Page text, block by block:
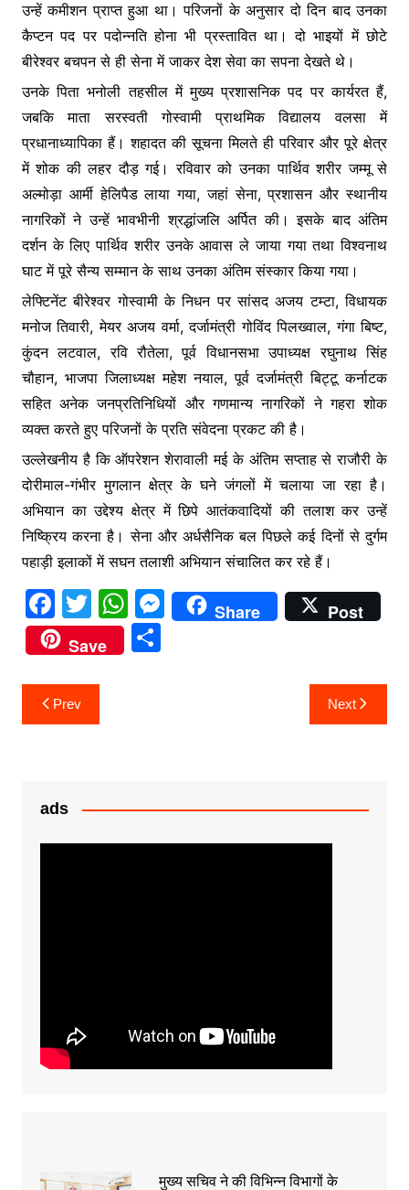
उन्हें कमीशन प्राप्त हुआ था। परिजनों के अनुसार दो दिन बाद उनका
कैप्टन पद पर पदोन्नति होना भी प्रस्तावित था। दो भाइयों में छोटे
बीरेश्वर बचपन से ही सेना में जाकर देश सेवा का सपना देखते थे।
उनके पिता भनोली तहसील में मुख्य प्रशासनिक पद पर कार्यरत हैं,
जबकि माता सरस्वती गोस्वामी प्राथमिक विद्यालय वलसा में
प्रधानाध्यापिका हैं। शहादत की सूचना मिलते ही परिवार और पूरे क्षेत्र
में शोक की लहर दौड़ गई। रविवार को उनका पार्थिव शरीर जम्मू से
अल्मोड़ा आर्मी हेलिपैड लाया गया, जहां सेना, प्रशासन और स्थानीय
नागरिकों ने उन्हें भावभीनी श्रद्धांजलि अर्पित की। इसके बाद अंतिम
दर्शन के लिए पार्थिव शरीर उनके आवास ले जाया गया तथा विश्वनाथ
घाट में पूरे सैन्य सम्मान के साथ उनका अंतिम संस्कार किया गया।
लेफ्टिनेंट बीरेश्वर गोस्वामी के निधन पर सांसद अजय टम्टा, विधायक
मनोज तिवारी, मेयर अजय वर्मा, दर्जामंत्री गोविंद पिलख्वाल, गंगा बिष्ट,
कुंदन लटवाल, रवि रौतेला, पूर्व विधानसभा उपाध्यक्ष रघुनाथ सिंह
चौहान, भाजपा जिलाध्यक्ष महेश नयाल, पूर्व दर्जामंत्री बिट्टू कर्नाटक
सहित अनेक जनप्रतिनिधियों और गणमान्य नागरिकों ने गहरा शोक
व्यक्त करते हुए परिजनों के प्रति संवेदना प्रकट की है।
उल्लेखनीय है कि ऑपरेशन शेरावाली मई के अंतिम सप्ताह से राजौरी के
दोरीमाल-गंभीर मुगलान क्षेत्र के घने जंगलों में चलाया जा रहा है।
अभियान का उद्देश्य क्षेत्र में छिपे आतंकवादियों की तलाश कर उन्हें
निष्क्रिय करना है। सेना और अर्धसैनिक बल पिछले कई दिनों से दुर्गम
पहाड़ी इलाकों में सघन तलाशी अभियान संचालित कर रहे हैं।
F
a
c
e
b
k
T
w
itt
er
W
h
at
M
e
er
Share
Post
Save
S
Post
navigation
Prev Next
ads
मुख्य सचिव ने की विभिन्न विभागों के